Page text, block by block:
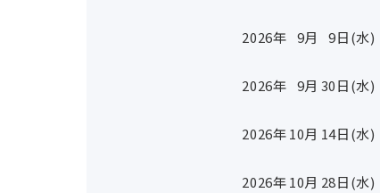
2026年 9月 9日(水)
2026年 9月 30日(水)
2026年10月 14日(水)
2026年10月 28日(水)